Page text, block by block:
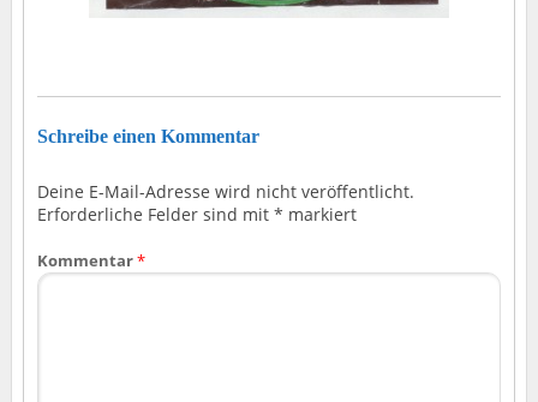
Schreibe einen Kommentar
Deine E-Mail-Adresse wird nicht veröffentlicht.
Erforderliche Felder sind mit * markiert
Kommentar*